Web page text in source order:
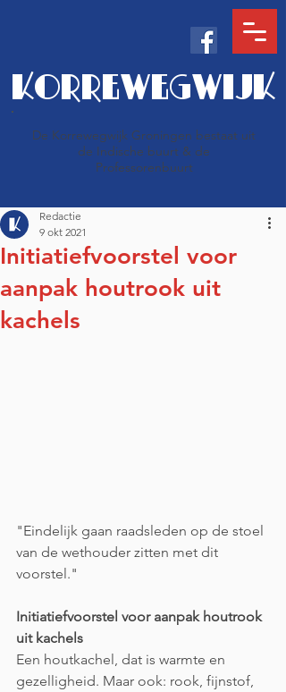
KORREWEGWIJK
De Korrewegwijk Groningen bestaat uit
de Indische buurt & de
Professorenbuurt
Initiatiefvoorstel voor
aanpak houtrook uit
kachels
Redactie
9 okt 2021
"Eindelijk gaan raadsleden op de stoel
van de wethouder zitten met dit
voorstel."
Initiatiefvoorstel voor aanpak houtrook
uit kachels
Een houtkachel, dat is warmte en
gezelligheid. Maar ook: rook, fijnstof,